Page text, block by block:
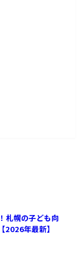
札幌の子ども向
2026年最新】